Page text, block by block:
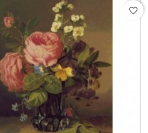
favorite_border